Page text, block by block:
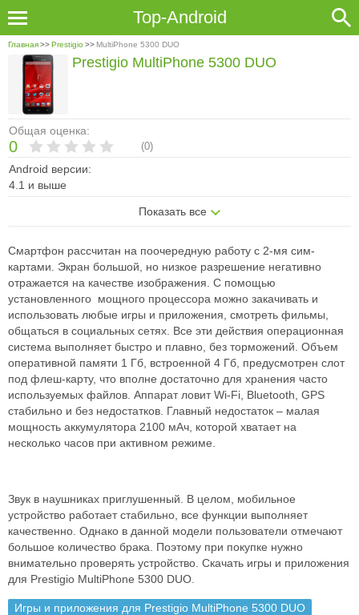
Top-Android
Главная>>Prestigio>> MultiPhone 5300 DUO
Общая оценка:
0 (0)
Android версии:
4.1 и выше
Показать все
Prestigio MultiPhone 5300 DUO
Смартфон рассчитан на поочередную работу с 2-мя сим-
картами. Экран большой, но низкое разрешение негативно
отражается на качестве изображения. С помощью
установленного мощного процессора можно закачивать и
использовать любые игры и приложения, смотреть фильмы,
общаться в социальных сетях. Все эти действия операционная
система выполняет быстро и плавно, без торможений. Объем
оперативной памяти 1 Гб, встроенной 4 Гб, предусмотрен слот
под флеш-карту, что вполне достаточно для хранения часто
используемых файлов. Аппарат ловит Wi-Fi, Bluetooth, GPS
стабильно и без недостатков. Главный недостаток – малая
мощность аккумулятора 2100 мАч, которой хватает на
несколько часов при активном режиме.
Звук в наушниках приглушенный. В целом, мобильное
устройство работает стабильно, все функции выполняет
качественно. Однако в данной модели пользователи отмечают
большое количество брака. Поэтому при покупке нужно
внимательно проверять устройство. Скачать игры и приложения
для Prestigio MultiPhone 5300 DUO.
Игры и приложения для Prestigio MultiPhone 5300 DUO